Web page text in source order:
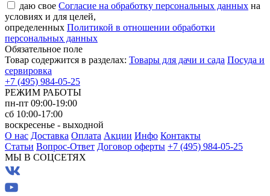
даю свое Согласие на обработку персональных данных на
условиях и для целей,
определенных Политикой в отношении обработки
персональных данных
Обязательное поле
Товар содержится в разделах: Товары для дачи и сада Посуда и
сервировка
+7 (495) 984-05-25
РЕЖИМ РАБОТЫ
пн-пт 09:00-19:00
сб 10:00-17:00
воскресенье - выходной
О нас Доставка Оплата Акции Инфо Контакты
Статьи Вопрос-Ответ Договор оферты +7 (495) 984-05-25
МЫ В СОЦСЕТЯХ